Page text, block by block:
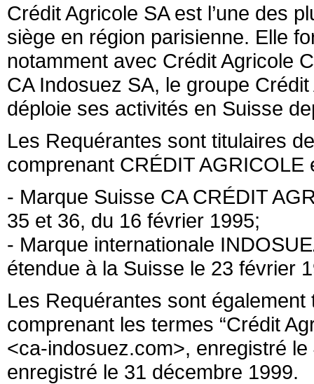
Crédit Agricole SA est l’une des
siège en région parisienne. Elle
notamment avec Crédit Agricole
CA Indosuez SA, le groupe
déploie ses activités en Suisse
Les Requérantes sont titulaires
comprenant CRÉDIT
- Marque Suisse CA CRÉDIT
35 et 36, du 16 février 1995;
- Marque internationale
étendue à la Suisse le 23 février
Les Requérantes sont
comprenant les termes “Crédit
<ca-indosuez.com>, enregistré
enregistré le 31 décembre 1999.